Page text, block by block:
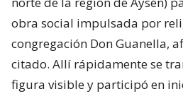
obra social impulsada por
congregación Don Guanella,
citado. Allí rápidamente se
figura visible y participó en